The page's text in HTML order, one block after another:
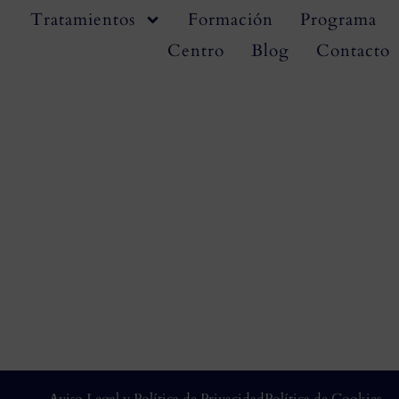
Tratamientos Formación
Programa
Centro
Blog Contacto